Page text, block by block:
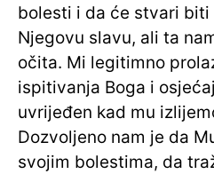
bolesti i da će stvari biti
Njegovu slavu, ali ta
očita. Mi legitimno
ispitivanja Boga i
uvrijeđen kad mu
Dozvoljeno nam je da
svojim bolestima, da